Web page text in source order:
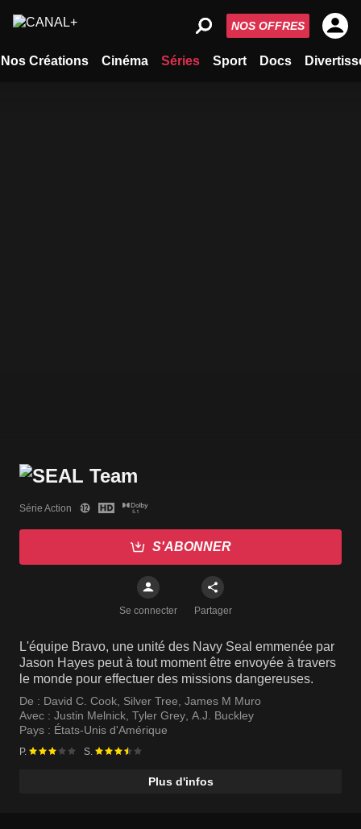
Nos Créations Cinéma Séries Sport Docs
NOS OFFRES
Série Action
S'ABONNER
Se connecter Partager
L'équipe Bravo, une unité des Navy Seal emmenée par
Jason Hayes peut à tout moment être envoyée à travers
le monde pour effectuer des missions dangereuses.
De : David C. Cook, Silver Tree, James M Muro
Avec : Justin Melnick, Tyler Grey, A.J. Buckley
Pays : États-Unis d'Amérique
P. S.
Plus d'infos